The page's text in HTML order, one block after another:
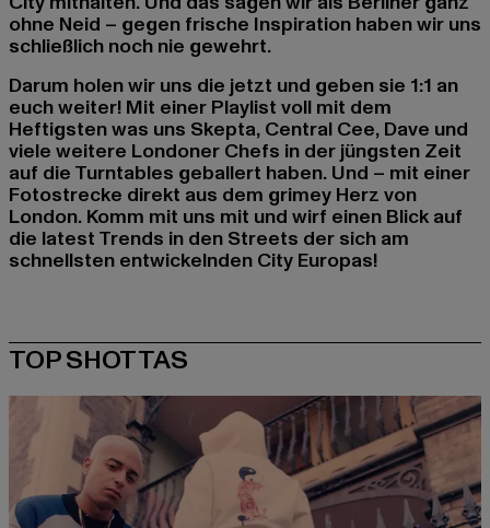
ohne Neid – gegen frische Inspiration haben wir uns
schließlich noch nie gewehrt.
Darum holen wir uns die jetzt und geben sie 1:1 an
euch weiter! Mit einer Playlist voll mit dem
Heftigsten was uns Skepta, Central Cee, Dave und
viele weitere Londoner Chefs in der jüngsten Zeit
auf die Turntables geballert haben. Und – mit einer
Fotostrecke direkt aus dem grimey Herz von
London. Komm mit uns mit und wirf einen Blick auf
die latest Trends in den Streets der sich am
schnellsten entwickelnden City Europas!
TOP SHOTTAS